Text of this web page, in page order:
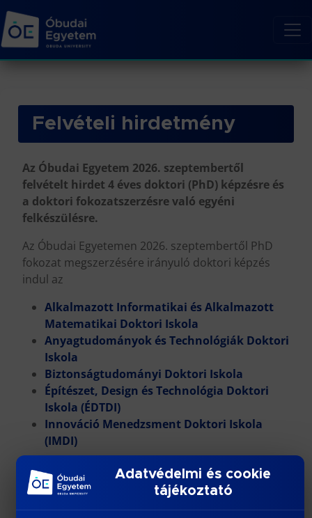
Felvételi hirdetmény
Az Óbudai Egyetem 2026. szeptembertől
felvételt hirdet 4 éves doktori (PhD) képzésre és
a doktori fokozatszerzésre való egyéni
felkészülésre.
Az Óbudai Egyetemen 2026. szeptembertől PhD
fokozat megszerzésére irányuló doktori képzés
indul az
Alkalmazott Informatikai és Alkalmazott
Matematikai Doktori Iskola
Anyagtudományok és Technológiák Doktori
Iskola
Biztonságtudományi Doktori Iskola
Építészet, Design és Technológia Doktori
Iskola (ÉDTDI)
Innováció Menedzsment Doktori Iskola
(IMDI)
keretében állami ösztöndíjas teljes idejű nappali
munkarendű szervezett képzési rendben,
önköltséges teljes idejű nappali munkarendű
Adatvédelmi és cookie
tájékoztató